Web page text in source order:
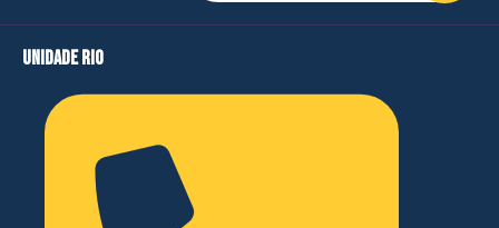
unidade rio